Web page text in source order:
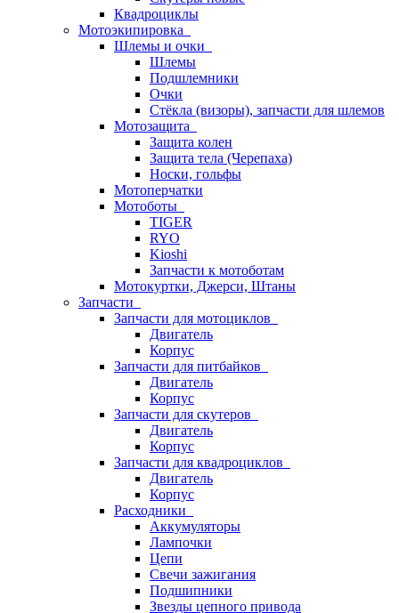
Квадроциклы
Мотоэкипировка
Шлемы и очки
Шлемы
Подшлемники
Очки
Стёкла (визоры), запчасти для шлемов
Мотозащита
Защита колен
Защита тела (Черепаха)
Носки, гольфы
Мотоперчатки
Мотоботы
TIGER
RYO
Kioshi
Запчасти к мотоботам
Мотокуртки, Джерси, Штаны
Запчасти
Запчасти для мотоциклов
Двигатель
Корпус
Запчасти для питбайков
Двигатель
Корпус
Запчасти для скутеров
Двигатель
Корпус
Запчасти для квадроциклов
Двигатель
Корпус
Расходники
Аккумуляторы
Лампочки
Цепи
Свечи зажигания
Подшипники
Звезды цепного привода